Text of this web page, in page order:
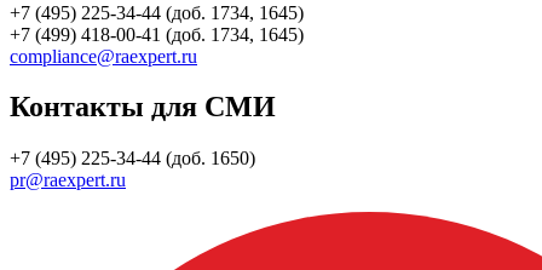
+7 (495) 225-34-44 (доб. 1734, 1645)
+7 (499) 418-00-41 (доб. 1734, 1645)
compliance@raexpert.ru
Контакты для СМИ
+7 (495) 225-34-44 (доб. 1650)
pr@raexpert.ru